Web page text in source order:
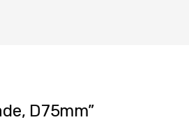
D75mm”